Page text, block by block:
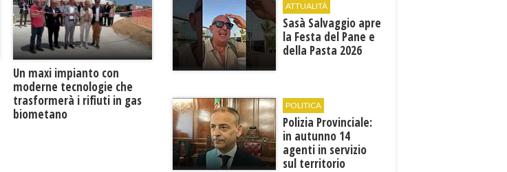
Un maxi impianto con
moderne tecnologie che
trasformerà i rifiuti in gas
biometano
ATTUALITÀ
Sasà Salvaggio apre
la Festa del Pane e
della Pasta 2026
POLITICA
Polizia Provinciale:
in autunno 14
agenti in servizio
sul territorio